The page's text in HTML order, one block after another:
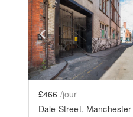
Show previous
£466 /jour